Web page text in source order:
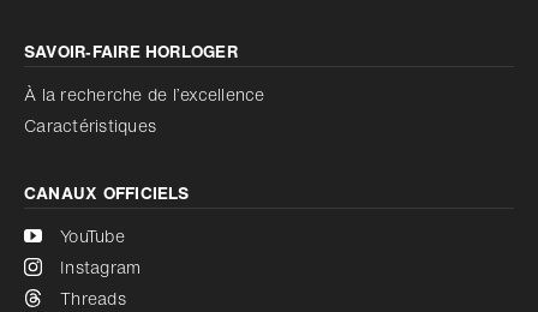
SAVOIR‑FAIRE HORLOGER
À la recherche de l’excellence
Caractéristiques
CANAUX OFFICIELS
YouTube
Instagram
Threads